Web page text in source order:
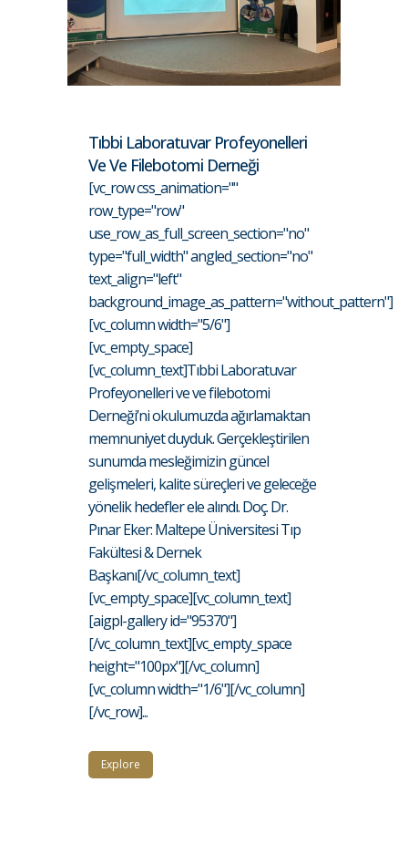
Tıbbi Laboratuvar Profeyonelleri
Ve Ve Filebotomi Derneği
[vc_row css_animation=""
row_type="row"
use_row_as_full_screen_section="no"
type="full_width" angled_section="no"
text_align="left"
background_image_as_pattern="without_pattern"]
[vc_column width="5/6"]
[vc_empty_space]
[vc_column_text]Tıbbi Laboratuvar
Profeyonelleri ve ve filebotomi
Derneği’ni okulumuzda ağırlamaktan
memnuniyet duyduk. Gerçekleştirilen
sunumda mesleğimizin güncel
gelişmeleri, kalite süreçleri ve geleceğe
yönelik hedefler ele alındı. Doç. Dr.
Pınar Eker: Maltepe Üniversitesi Tıp
Fakültesi & Dernek
Başkanı[/vc_column_text]
[vc_empty_space][vc_column_text]
[aigpl-gallery id="95370"]
[/vc_column_text][vc_empty_space
height="100px"][/vc_column]
[vc_column width="1/6"][/vc_column]
[/vc_row]...
Explore